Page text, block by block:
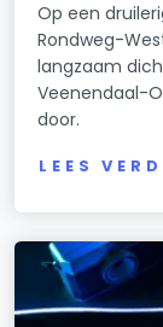
Op een
Rondweg-
langzaam
Veenendaal-
door.
LEES